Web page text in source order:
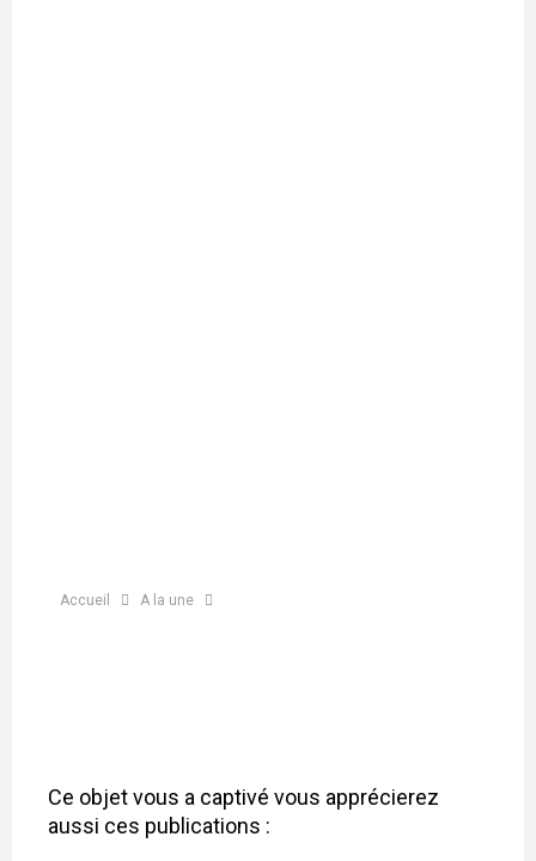
Accueil A la une
Ce objet vous a captivé vous apprécierez
aussi ces publications :